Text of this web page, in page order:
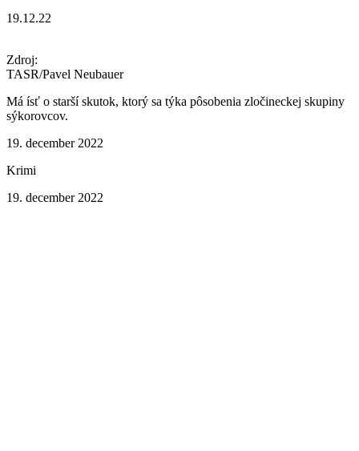
19.12.22
Zdroj:
TASR/Pavel Neubauer
Má ísť o starší skutok, ktorý sa týka pôsobenia zločineckej skupiny
sýkorovcov.
19. december 2022
Krimi
19. december 2022